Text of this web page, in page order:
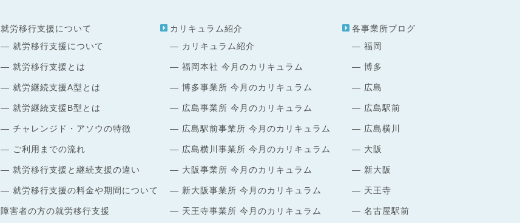
就労移行支援について
就労移行支援について
就労移行支援とは
就労継続支援A型とは
就労継続支援B型とは
チャレンジド・アソウの特徴
ご利用までの流れ
就労移行支援と継続支援の違い
就労移行支援の料金や期間について
障害者の方の就労移行支援
カリキュラム紹介
カリキュラム紹介
福岡本社 今月のカリキュラム
博多事業所 今月のカリキュラム
広島事業所 今月のカリキュラム
広島駅前事業所 今月のカリキュラム
広島横川事業所 今月のカリキュラム
大阪事業所 今月のカリキュラム
新大阪事業所 今月のカリキュラム
天王寺事業所 今月のカリキュラム
各事業所ブログ
福岡
博多
広島
広島駅前
広島横川
大阪
新大阪
天王寺
名古屋駅前